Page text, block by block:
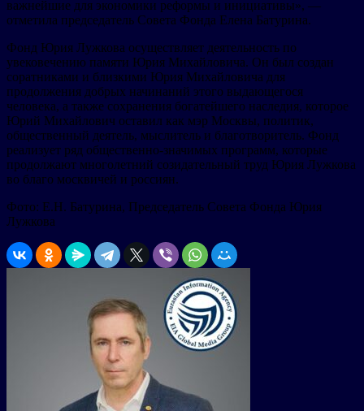
важнейшие для экономики реформы и инициативы», —
отметила председатель Совета Фонда Елена Батурина.
Фонд Юрия Лужкова осуществляет деятельность по
увековечению памяти Юрия Михайловича. Он был создан
соратниками и близкими Юрия Михайловича для
продолжения добрых начинаний этого выдающегося
человека, а также сохранения богатейшего наследия, которое
Юрий Михайлович оставил как мэр Москвы, политик,
общественный деятель, мыслитель и благотворитель. Фонд
реализует ряд общественно-значимых программ, которые
продолжают многолетний созидательный труд Юрия Лужкова
во благо москвичей и россиян.
Фото: Е.Н. Батурина, Председатель Совета Фонда Юрия
Лужкова